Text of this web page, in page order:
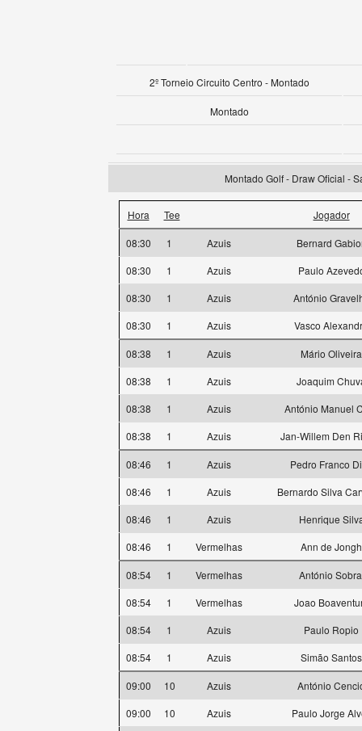
2º Torneio Circuito Centro - Montado
Montado
Montado Golf - Draw Oficial -
Hora Tee Jogador
08:30 1 Azuis
Bernard
08:30
1 Azuis
Paulo
08:30
1 Azuis
António
08:30
1 Azuis Vasco
08:38 1 Azuis
Mário Oliveira
08:38
1 Azuis
Joaquim
08:38
1 Azuis
António Manuel
08:38
1 Azuis Jan-Willem Den
08:46 1 Azuis
Pedro Franco
08:46
1 Azuis
Bernardo Silva
08:46
1 Azuis
Henrique
08:46
1 Vermelhas Ann de Jongh
08:54 1 Vermelhas
António
08:54
1 Vermelhas
Joao
08:54
1 Azuis
Paulo Ropio
08:54
1 Azuis Simão Santos
09:00 10 Azuis
António
09:00
10 Azuis
Paulo Jorge